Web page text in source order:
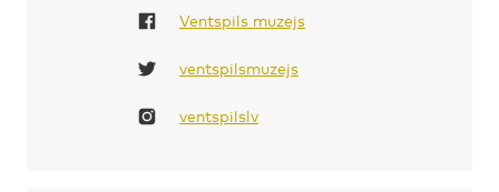
Ventspils muzejs
ventspilsmuzejs
ventspilslv